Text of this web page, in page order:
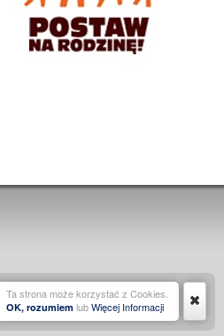
Ta strona może korzystać z Cookies.
OK, rozumiem lubWięcej Informacji